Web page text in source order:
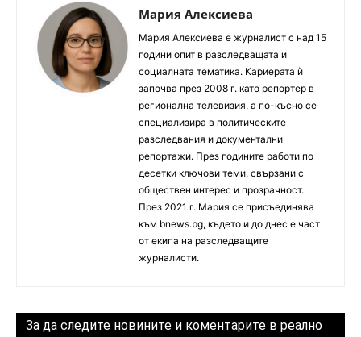
Мария Алексиева
Мария Алексиева е журналист с над 15
години опит в разследващата и
социалната тематика. Кариерата ѝ
започва през 2008 г. като репортер в
регионална телевизия, а по-късно се
специализира в политическите
разследвания и документални
репортажи. През годините работи по
десетки ключови теми, свързани с
обществен интерес и прозрачност.
През 2021 г. Мария се присъединява
към bnews.bg, където и до днес е част
от екипа на разследващите
журналисти.
За да следите новините и коментарите в реално